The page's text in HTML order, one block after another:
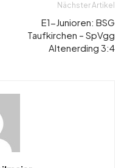
Nächster Artikel
E1-Junioren: BSG
Taufkirchen – SpVgg
Altenerding 3:4